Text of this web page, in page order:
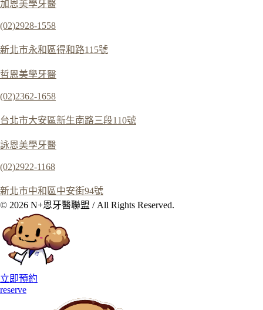
加恩美學牙醫
(02)2928-1558
新北市永和區得和路115號
哲恩美學牙醫
(02)2362-1658
台北市大安區新生南路三段110號
詠恩美學牙醫
(02)2922-1168
新北市中和區中安街94號
© 2026 N+恩牙醫聯盟 / All Rights Reserved.
立即預約
reserve